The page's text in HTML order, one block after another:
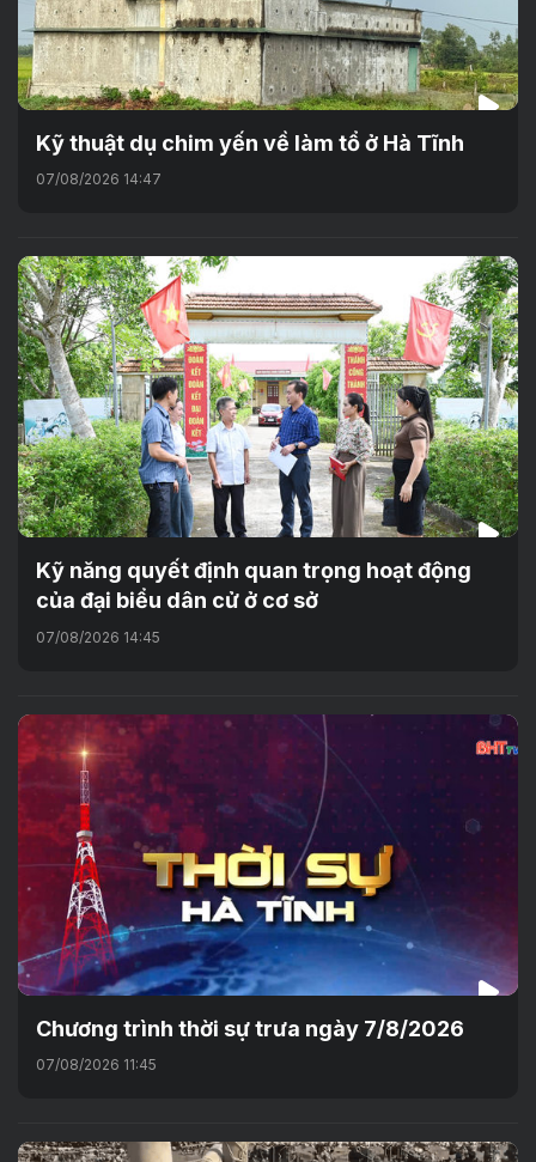
Kỹ thuật dụ chim yến về làm tổ ở Hà Tĩnh
07/08/2026 14:47
Kỹ năng quyết định quan trọng hoạt động
của đại biểu dân cử ở cơ sở
07/08/2026 14:45
Chương trình thời sự trưa ngày 7/8/2026
07/08/2026 11:45